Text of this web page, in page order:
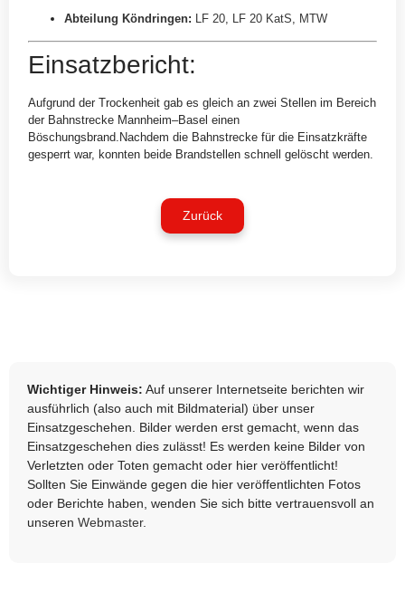
Abteilung Köndringen: LF 20, LF 20 KatS, MTW
Einsatzbericht:
Aufgrund der Trockenheit gab es gleich an zwei Stellen im Bereich
der Bahnstrecke Mannheim–Basel einen
Böschungsbrand.Nachdem die Bahnstrecke für die Einsatzkräfte
gesperrt war, konnten beide Brandstellen schnell gelöscht werden.
Zurück
Wichtiger Hinweis: Auf unserer Internetseite berichten wir
ausführlich (also auch mit Bildmaterial) über unser
Einsatzgeschehen. Bilder werden erst gemacht, wenn das
Einsatzgeschehen dies zulässt! Es werden keine Bilder von
Verletzten oder Toten gemacht oder hier veröffentlicht!
Sollten Sie Einwände gegen die hier veröffentlichten Fotos
oder Berichte haben, wenden Sie sich bitte vertrauensvoll an
unseren Webmaster.